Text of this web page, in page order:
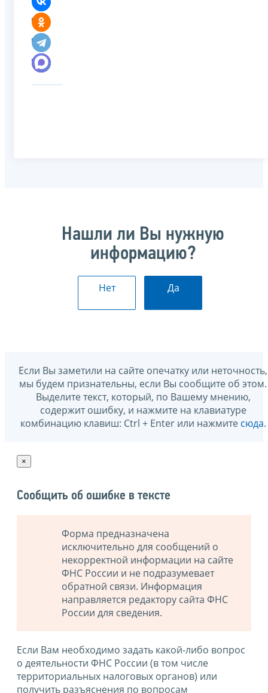
Нашли ли Вы нужную
информацию?
Нет Да
Если Вы заметили на сайте опечатку или неточность,
мы будем признательны, если Вы сообщите об этом.
Выделите текст, который, по Вашему мнению,
содержит ошибку, и нажмите на клавиатуре
комбинацию клавиш: Ctrl + Enter или нажмите сюда.
×
Сообщить об ошибке в тексте
Форма предназначена
исключительно для сообщений о
некорректной информации на сайте
ФНС России и не подразумевает
обратной связи. Информация
направляется редактору сайта ФНС
России для сведения.
Если Вам необходимо задать какой-либо вопрос
о деятельности ФНС России (в том числе
территориальных налоговых органов) или
получить разъяснения по вопросам